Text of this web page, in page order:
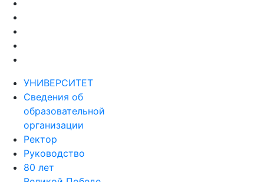
УНИВЕРСИТЕТ
Сведения об
образовательной
организации
Ректор
Руководство
80 лет